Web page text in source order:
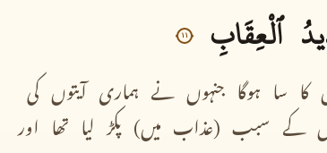
ٱلْعِقَابِ ١١
کا سا ہوگا جنہوں نے ہماری آیتوں کی
کے سبب (عذاب میں) پکڑ لیا تھا اور